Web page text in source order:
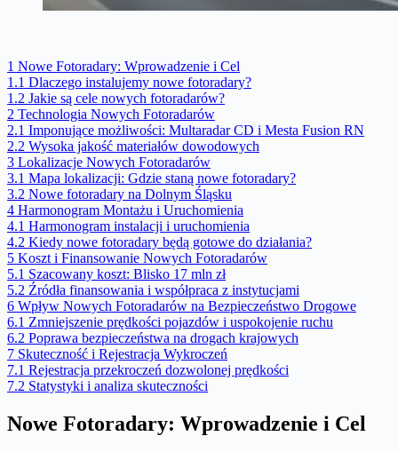
1 Nowe Fotoradary: Wprowadzenie i Cel
1.1 Dlaczego instalujemy nowe fotoradary?
1.2 Jakie są cele nowych fotoradarów?
2 Technologia Nowych Fotoradarów
2.1 Imponujące możliwości: Multaradar CD i Mesta Fusion RN
2.2 Wysoka jakość materiałów dowodowych
3 Lokalizacje Nowych Fotoradarów
3.1 Mapa lokalizacji: Gdzie staną nowe fotoradary?
3.2 Nowe fotoradary na Dolnym Śląsku
4 Harmonogram Montażu i Uruchomienia
4.1 Harmonogram instalacji i uruchomienia
4.2 Kiedy nowe fotoradary będą gotowe do działania?
5 Koszt i Finansowanie Nowych Fotoradarów
5.1 Szacowany koszt: Blisko 17 mln zł
5.2 Źródła finansowania i współpraca z instytucjami
6 Wpływ Nowych Fotoradarów na Bezpieczeństwo Drogowe
6.1 Zmniejszenie prędkości pojazdów i uspokojenie ruchu
6.2 Poprawa bezpieczeństwa na drogach krajowych
7 Skuteczność i Rejestracja Wykroczeń
7.1 Rejestracja przekroczeń dozwolonej prędkości
7.2 Statystyki i analiza skuteczności
Nowe Fotoradary: Wprowadzenie i Cel